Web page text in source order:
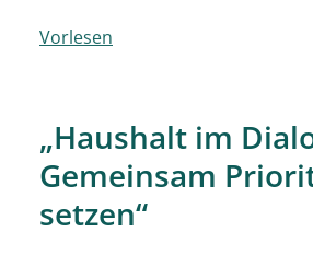
Vorlesen
„Haushalt im
Gemeinsam
setzen“